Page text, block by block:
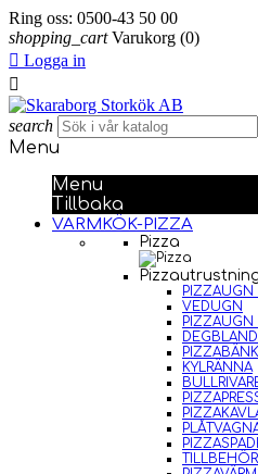
Ring oss: 0500-43 50 00
shopping_cart Varukorg (0)
 Logga in

search
Menu
Menu
Tillbaka
VARMKÖK-PIZZA
Pizza
PIZZAUGN
VEDUGN
PIZZAUGN
PIZZABÄNK
KYLRÄNNA